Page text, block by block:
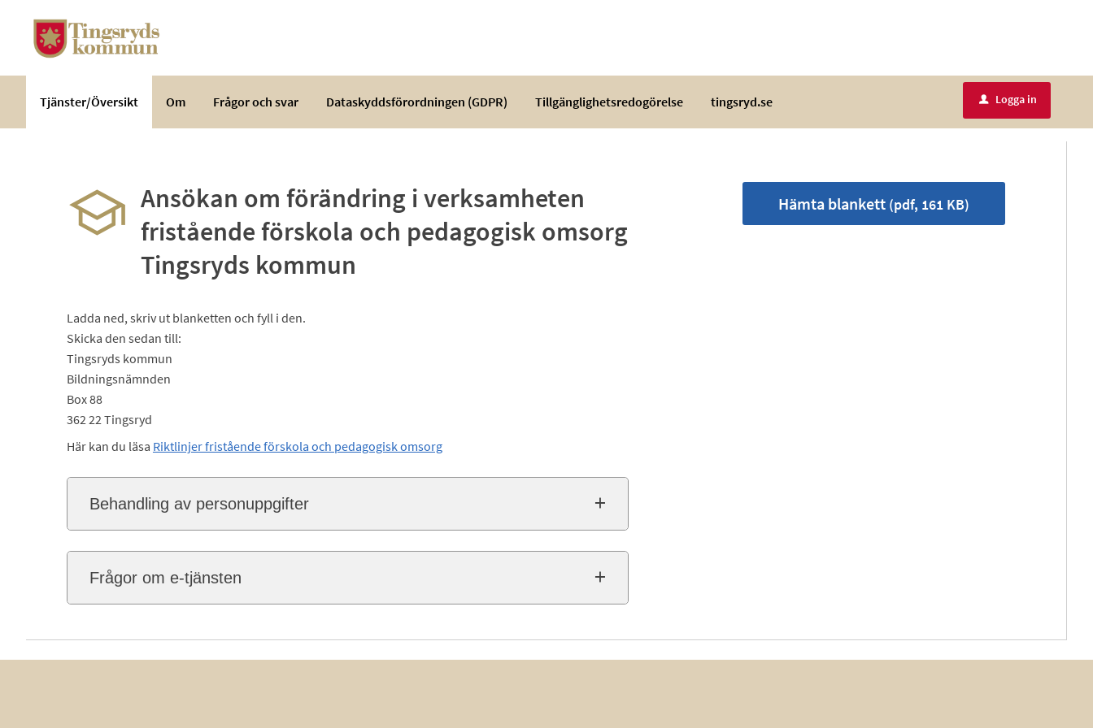
tjänster
Tingsryds
Tjänster/Översikt Om Frågor och svar Dataskyddsförordningen (GDPR) Tillgänglighetsredogörelse tingsryd.se u Logga in
Ansökan om förändring i verksamheten
fristående förskola och pedagogisk omsorg
Tingsryds kommun
Ladda ned, skriv ut blanketten och fyll i den.
Skicka den sedan till:
Tingsryds kommun
Bildningsnämnden
Box 88
362 22 Tingsryd
Här kan du läsa Riktlinjer fristående förskola och pedagogisk omsorg
Behandling av personuppgifter
Frågor om e-tjänsten
Hämta blankett (pdf, 161 KB)